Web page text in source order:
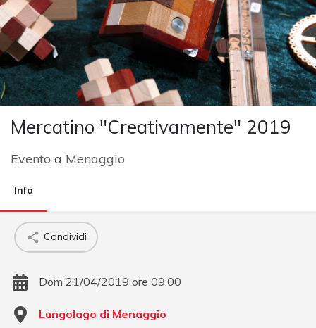
Mercatino "Creativamente" 2019
Evento a Menaggio
Info
Condividi
Dom 21/04/2019 ore 09:00
Lungolago di Menaggio